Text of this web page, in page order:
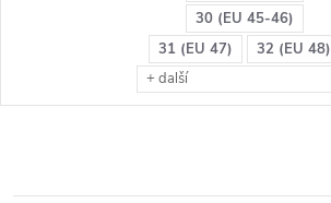
30 (EU 45-46)
31 (EU 47)
32 (EU 48)
+ další